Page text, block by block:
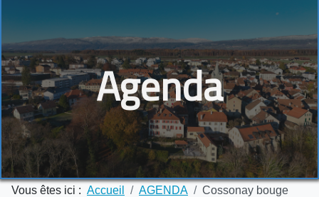
Agenda
Vous êtes ici : Accueil AGENDA Cossonay bouge